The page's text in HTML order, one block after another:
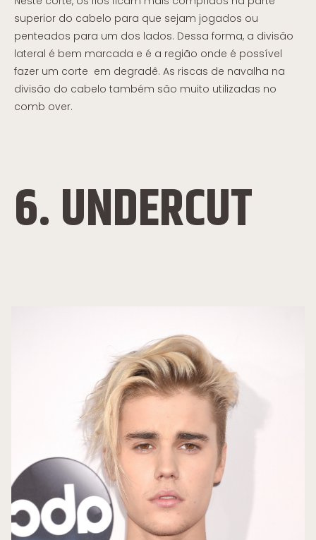
superior do cabelo para que sejam jogados ou
penteados para um dos lados. Dessa forma, a divisão
lateral é bem marcada e é a região onde é possível
fazer um corte em degradê. As riscas de navalha na
divisão do cabelo também são muito utilizadas no
comb over.
6. UNDERCUT